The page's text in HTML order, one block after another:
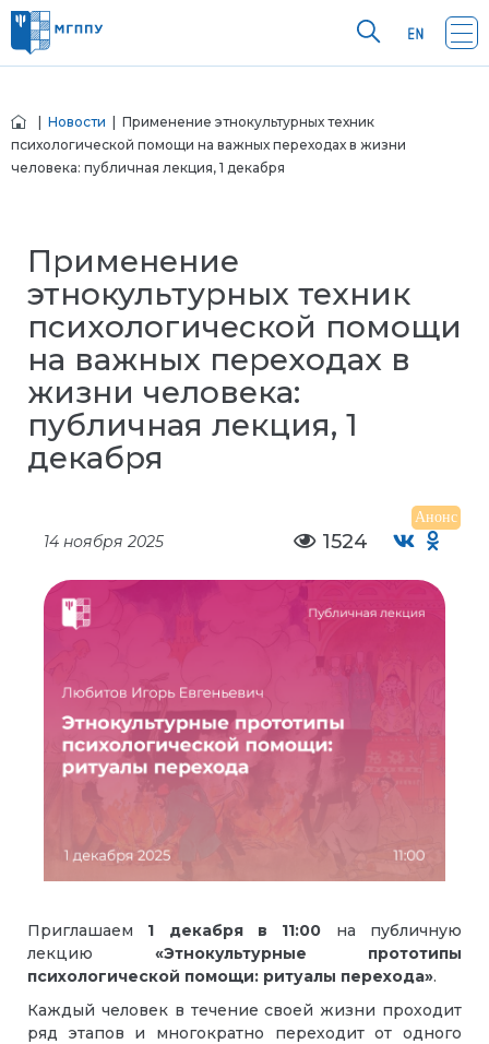
Новости | Применение этнокультурных техник
психологической помощи на важных переходах в жизни
человека: публичная лекция, 1 декабря
Применение
этнокультурных техник
психологической помощи
на важных переходах в
жизни человека:
публичная лекция, 1
декабря
Анонс
14 ноября 2025 1524
Приглашаем 1 декабря в 11:00 на публичную
лекцию «Этнокультурные прототипы
психологической помощи: ритуалы перехода».
Каждый человек в течение своей жизни проходит
ряд этапов и многократно переходит от одного